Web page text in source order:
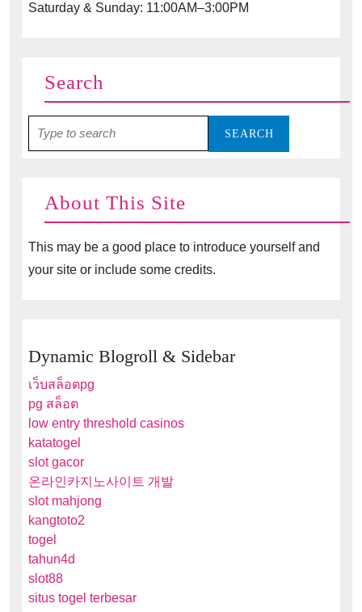
Saturday & Sunday: 11:00AM–3:00PM
Search
for:
About This Site
This may be a good place to introduce yourself and
your site or include some credits.
Dynamic Blogroll & Sidebar
เว็บสล็อตpg
pg สล็อต
low entry threshold casinos
katatogel
slot gacor
온라인카지노사이트 개발
slot mahjong
kangtoto2
togel
tahun4d
slot88
situs togel terbesar